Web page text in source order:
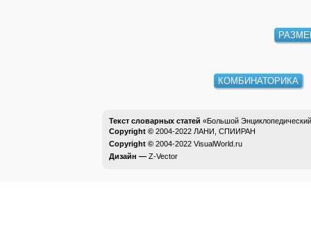
КОМБИНАТОРИКА
Текст словарных статей «Большой
Copyright © 2004-2022 ЛАНИ, СПИИРАН
Copyright © 2004-2022 VisualWorld.ru
Дизайн — Z-Vector